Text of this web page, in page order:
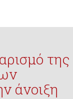
της
άνοιξη